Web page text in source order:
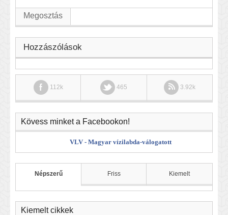
Megosztás
Hozzászólások
112k 465 3.92k
Kövess minket a Facebookon!
VLV - Magyar vízilabda-válogatott
Népszerű Friss Kiemelt
Kiemelt cikkek